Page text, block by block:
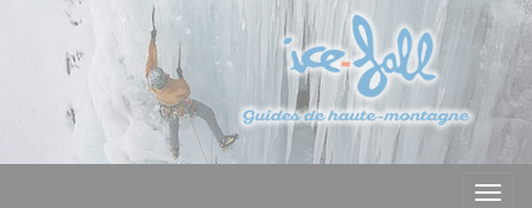
Menu